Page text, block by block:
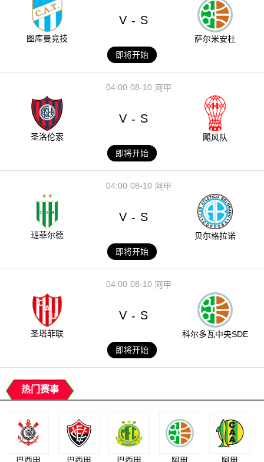
图库曼竞技
V - S
萨尔米安杜
即将开始
08-10
04:00 阿甲
圣洛伦索
V - S
飓风队
即将开始
08-10
04:00 阿甲
班菲尔德
V - S
贝尔格拉诺
即将开始
08-10
04:00 阿甲
圣塔菲联
V - S
科尔多瓦中央SDE
即将开始
热门赛事
巴西甲 巴西甲 巴西甲 阿甲 阿甲